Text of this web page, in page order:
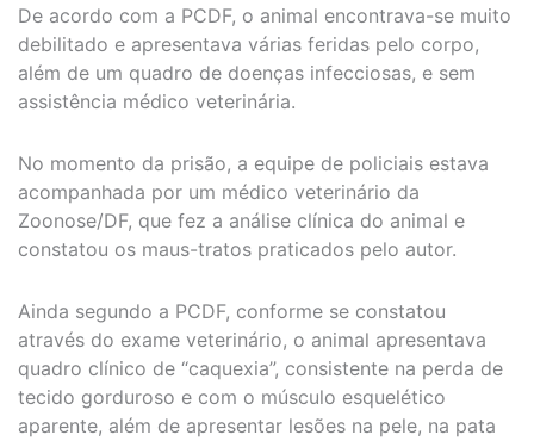
De acordo com a PCDF, o animal encontrava-se muito
debilitado e apresentava várias feridas pelo corpo,
além de um quadro de doenças infecciosas, e sem
assistência médico veterinária.
No momento da prisão, a equipe de policiais estava
acompanhada por um médico veterinário da
Zoonose/DF, que fez a análise clínica do animal e
constatou os maus-tratos praticados pelo autor.
Ainda segundo a PCDF, conforme se constatou
através do exame veterinário, o animal apresentava
quadro clínico de “caquexia”, consistente na perda de
tecido gorduroso e com o músculo esquelético
aparente, além de apresentar lesões na pele, na pata